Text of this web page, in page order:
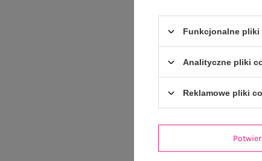
Funkcjonalne pliki
Analityczne pliki
Reklamowe pliki